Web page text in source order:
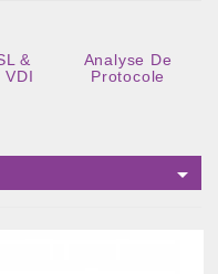
&
Analyse De
Protocole
